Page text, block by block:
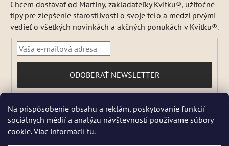
Na prispôsobenie obsahu a reklám, poskytovanie funkcií
sociálnych médií a analýzu návštevnosti používame súbory
cookie. Viac informácií tu.
DŇA 5 a 6 AUGUSTA NEBUDEME ODOSIELAŤ ŽIADNE ZÁSIELKY. ☀️
Letná prevádzka: Počas horúcich dní chránime kvalitu našich výrobkov,
Chcem dostávať od Martiny, zakladateľky Kvitku®, užitočné
tipy pre zlepšenie starostlivosti o svoje telo a medzi prvými
vedieť o všetkých novinkách a akčných ponukách v Kvitku®.
PRIHLÁSIŤ
SA
ODOBERAŤ NEWSLETTER
podmienkami ochrany osobných údajov